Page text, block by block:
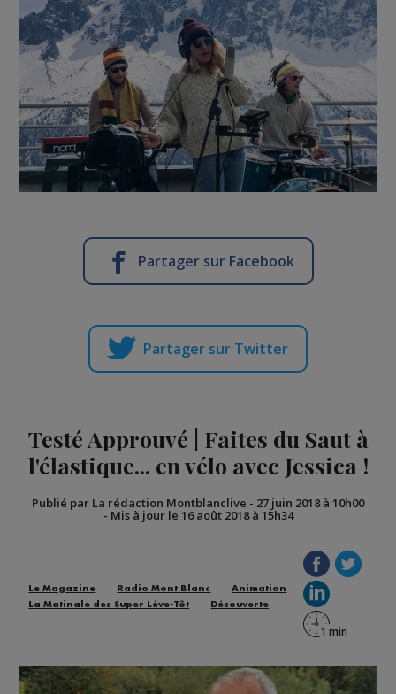
Partager sur Facebook
Partager sur Twitter
Testé Approuvé | Faites du Saut à
l'élastique... en vélo avec Jessica !
Publié par La rédaction Montblanclive - 27 juin 2018 à 10h00
- Mis à jour le 16 août 2018 à 15h34
Le Magazine Radio Mont Blanc
Animation
La Matinale des Super Lève-Tôt
Découverte